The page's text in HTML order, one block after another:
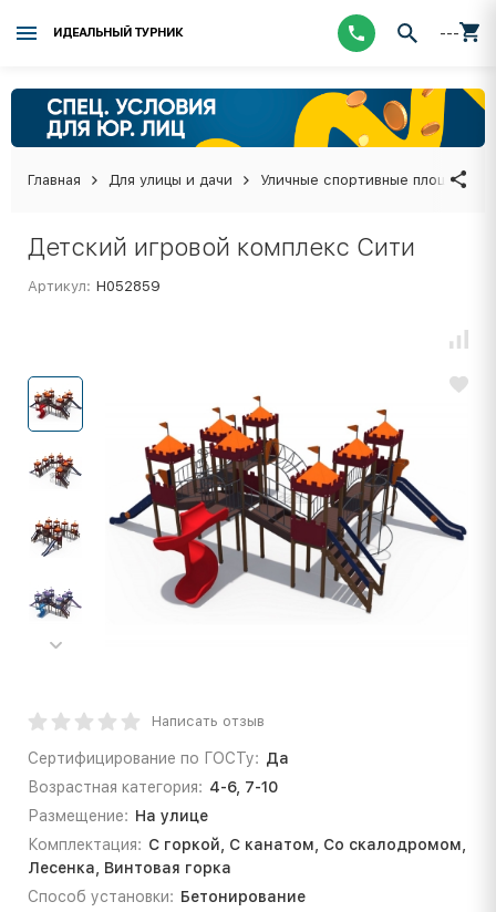
ИДЕАЛЬНЫЙ ТУРНИК ---
Главная Для улицы и дачи Уличные спортивные площадки
Детский игровой комплекс Сити
Артикул: Н052859
Написать отзыв
Сертифицирование по ГОСТу: Да
Возрастная категория: 4-6, 7-10
Размещение: На улице
Комплектация: С горкой, С канатом, Со скалодромом,
Лесенка, Винтовая горка
Способ установки: Бетонирование